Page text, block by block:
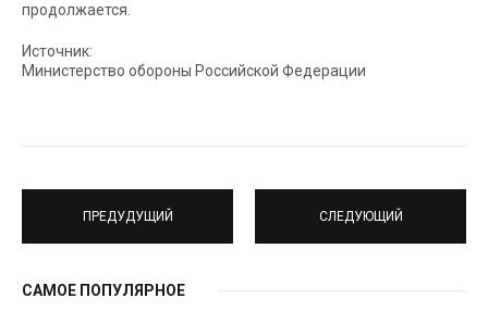
продолжается.
Источник:
Министерство обороны Российской Федерации
ПРЕДУДУЩИЙ СЛЕДУЮЩИЙ
САМОЕ ПОПУЛЯРНОЕ